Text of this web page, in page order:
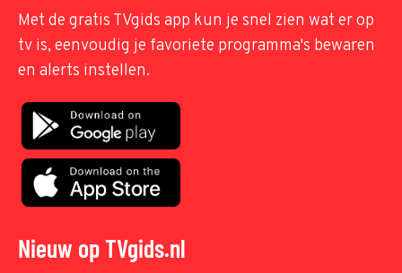
Met de gratis TVgids app kun je snel zien wat er op
tv is, eenvoudig je favoriete programma's bewaren
en alerts instellen.
Nieuw op TVgids.nl